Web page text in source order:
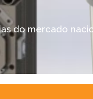
do mercado